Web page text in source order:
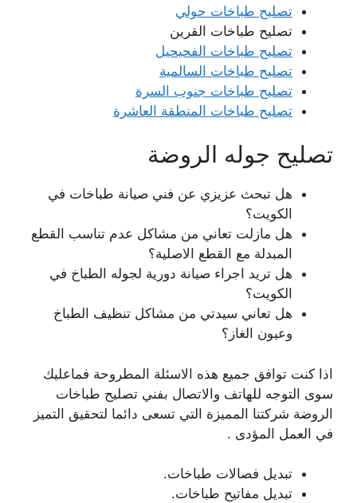
تصليح طباخات حولي
تصليح طباخات القرين
تصليح طباخات الفحيحيل
تصليح طباخات السالمية
تصليح طباخات جنوب السرة
تصليح طباخات المنطقة العاشرة
تصليح جوله الروضة
هل تبحث عزيزي عن فني صيانة طباخات في
الكويت؟
هل مازلت تعاني من مشاكل عدم تناسب القطع
المبدلة مع القطع الاصلية؟
هل تريد اجراء صيانة دورية لجوله الطباخ في
الكويت؟
هل تعاني سيدتي من مشاكل تنظيف الطباخ
وعيون الغاز؟
اذا كنت توافق جميع هذه الاسئلة المطروحة فماعليك
سوى التوجه للهاتف والاتصال بفني تصليح طباخات
الروضة شركتنا المميزة التي تسعى دائما لتحقيق التميز
في العمل المؤدى .
تبديل فصالات طباخات.
تبديل مفاتيح طباخات.